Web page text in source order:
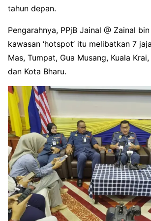
tahun depan.
Pengarahnya, PPjB Jainal @ Zainal
kawasan ‘hotspot’ itu melibatkan 7
Mas, Tumpat, Gua Musang, Kuala
dan Kota Bharu.